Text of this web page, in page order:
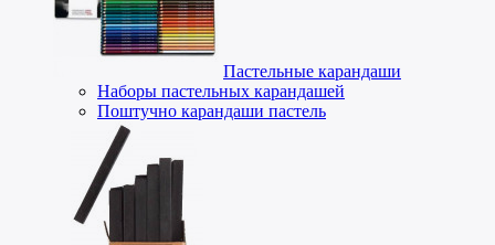
Пастельные карандаши
Наборы пастельных карандашей
Поштучно карандаши пастель